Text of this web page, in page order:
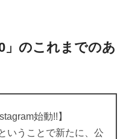
」のこれまでのあ
始動!!】
いうことで新たに、公